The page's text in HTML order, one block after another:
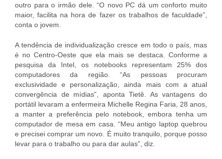
outro para o irmão dele. “O novo PC dá um conforto muito
maior, facilita na hora de fazer os trabalhos de faculdade”,
conta o jovem.
A tendência de individualização cresce em todo o país, mas
é no Centro-Oeste que ela mais se destaca. Conforme a
pesquisa da Intel, os notebooks representam 25% dos
computadores da região. “As pessoas procuram
exclusividade e personalização, ainda mais com a atual
convergência de mídias”, aponta Tietê. As vantagens do
portátil levaram a enfermeira Michelle Regina Faria, 28 anos,
a manter a preferência pelo notebook, embora tenha um
computador de mesa em casa. “Meu antigo laptop quebrou
e precisei comprar um novo. É muito tranquilo, porque posso
levar para o trabalho ou para dar aulas”, diz.